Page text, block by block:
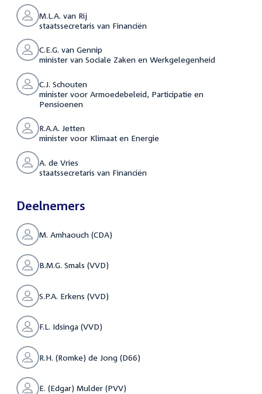
M.L.A. van Rij
staatssecretaris van Financiën
C.E.G. van Gennip
minister van Sociale Zaken en Werkgelegenheid
C.J. Schouten
minister voor Armoedebeleid, Participatie en
Pensioenen
R.A.A. Jetten
minister voor Klimaat en Energie
A. de Vries
staatssecretaris van Financiën
Deelnemers
M. Amhaouch (CDA)
B.M.G. Smals (VVD)
S.P.A. Erkens (VVD)
F.L. Idsinga (VVD)
R.H. (Romke) de Jong (D66)
E. (Edgar) Mulder (PVV)